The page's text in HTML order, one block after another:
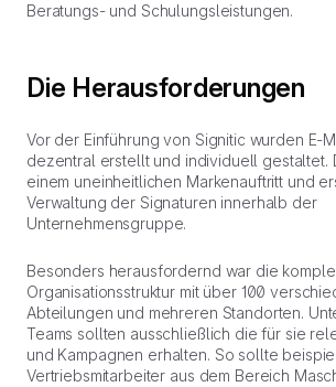
Beratungs- und Schulungsleistungen.
Die Herausforderungen
Vor der Einführung von Signitic wurden E-
dezentral erstellt und individuell gestaltet.
einem uneinheitlichen Markenauftritt und
Verwaltung der Signaturen innerhalb der
Unternehmensgruppe.
Besonders herausfordernd war die
Organisationsstruktur mit über 100
Abteilungen und mehreren Standorten.
Teams sollten ausschließlich die für sie
und Kampagnen erhalten. So sollte
Vertriebsmitarbeiter aus dem Bereich